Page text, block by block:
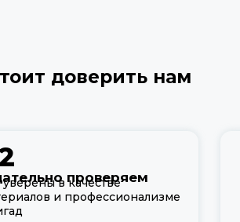
доверить нам
проверяем
в качестве
и профессионализме